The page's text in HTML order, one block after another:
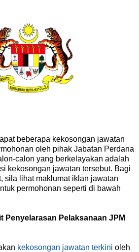
beberapa kekosongan jawatan
oleh pihak Jabatan Perdana
calon yang berkelayakan adalah
kekosongan jawatan tersebut. Bagi
sila lihat maklumat iklan jawatan
permohonan seperti di bawah
Penyelarasan Pelaksanaan JPM
kekosongan jawatan terkini oleh